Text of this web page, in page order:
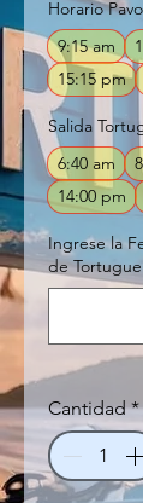
Horario
9:15 am
15:15 pm
Salida
6:40 am
14:00 pm
Ingrese la
de
Cantidad *